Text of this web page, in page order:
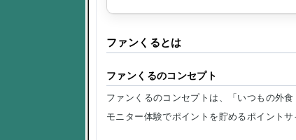
ファンくるとは
ファンくるのコンセプト
ファンくるのコンセプトは、「いつもの外
モニター体験でポイントを貯めるポイントサ